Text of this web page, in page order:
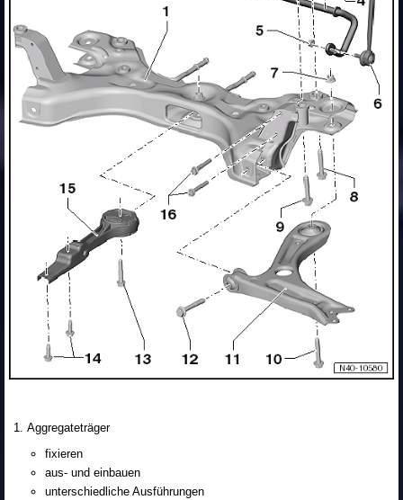
Aggregateträger
fixieren
aus- und einbauen
unterschiedliche Ausführungen